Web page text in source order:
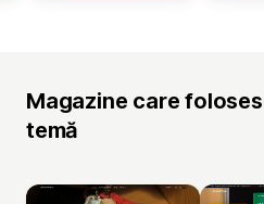
Magazine care
temă